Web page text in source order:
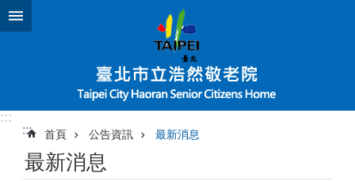
跳到主要內容區塊
:::
:::
首頁 公告資訊 最新消息
最新消息